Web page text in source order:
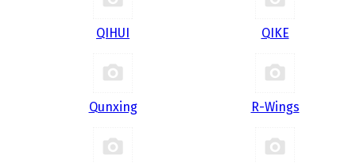
QIHUI QIKE
Qunxing R-Wings